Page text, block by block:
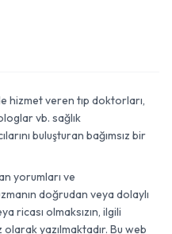
hizmet veren tıp doktorları,
vb. sağlık
buluşturan bağımsız bir
yorumları ve
doğrudan veya dolaylı
ricası olmaksızın, ilgili
yazılmaktadır. Bu web